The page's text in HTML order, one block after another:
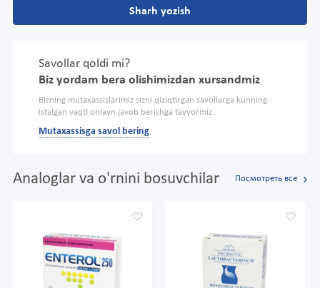
Sharh yozish
Savollar qoldi mi?
Biz yordam bera olishimizdan xursandmiz
Bizning mutaxassislarimiz sizni qiziqtirgan savollarga kunning
istalgan vaqti onlayn javob berishga tayyormiz.
Mutaxassisga savol bering
Analoglar va o'rnini bosuvchilar Посмотреть все